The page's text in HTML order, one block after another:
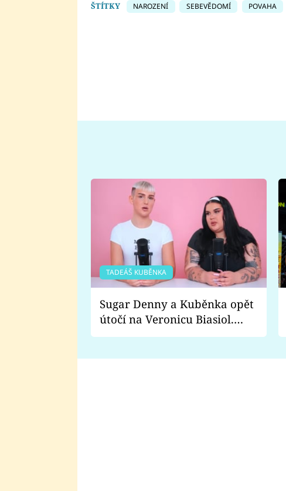
ŠTÍTKY NAROZENÍ SEBEVĚDOMÍ POVAHA
TADEÁŠ KUBĚNKA
Sugar Denny a Kuběnka opět
útočí na Veronicu Biasiol.
Proč je podle nich falešná a